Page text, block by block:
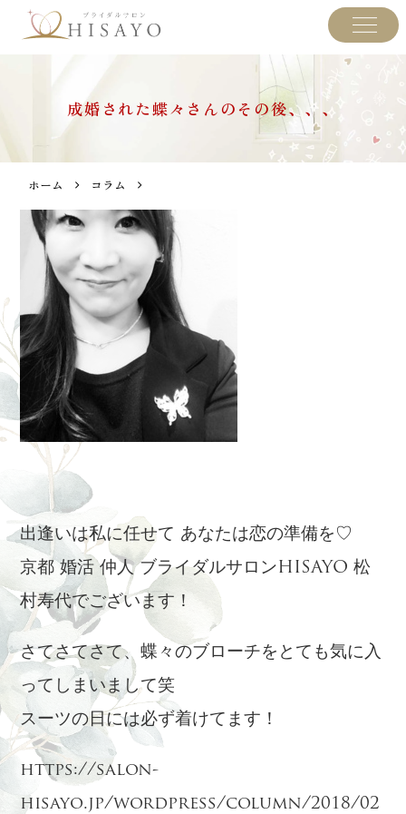
成婚された蝶々さんのその後、、、
ホーム コラム
出逢いは私に任せて あなたは恋の準備を♡
京都 婚活 仲人 ブライダルサロンHISAYO 松
村寿代でございます！
さてさてさて、蝶々のブローチをとても気に入
ってしまいまして笑
スーツの日には必ず着けてます！
https://salon-
hisayo.jp/wordpress/column/2018/02